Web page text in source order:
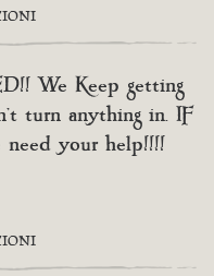
We Keep getting
turn anything in. IF
need your help!!!!